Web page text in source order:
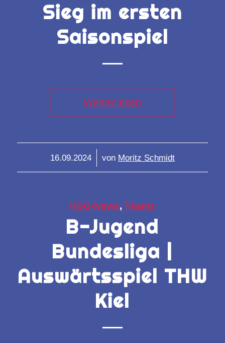
Sieg im ersten
Saisonspiel
Weiterlesen
16.09.2024
/ von Moritz Schmidt
HSG-News, Teams
B-Jugend
Bundesliga |
Auswärtsspiel THW
Kiel